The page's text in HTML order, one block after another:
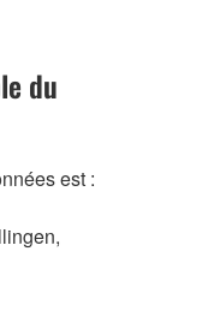
du
est :